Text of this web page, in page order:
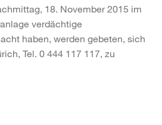
18. November 2015 im
verdächtige
haben, werden gebeten, sich
Tel. 0 444 117 117, zu